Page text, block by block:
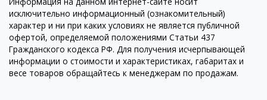
исключительно информационный (ознакомительный)
характер и ни при каких условиях не является публичной
офертой, определяемой положениями Статьи 437
Гражданского кодекса РФ. Для получения исчерпывающей
информации о стоимости и характеристиках, габаритах и
весе товаров обращайтесь к менеджерам по продажам.